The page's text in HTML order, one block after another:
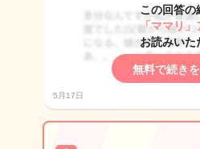
この回答の
「ママリ」
お読みいた
無料で続き
5月17日